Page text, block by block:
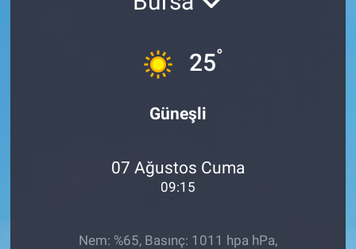
25°
Güneşli
07 Ağustos Cuma
09:15
Nem: %65, Basınç: 1011 hpa hPa,